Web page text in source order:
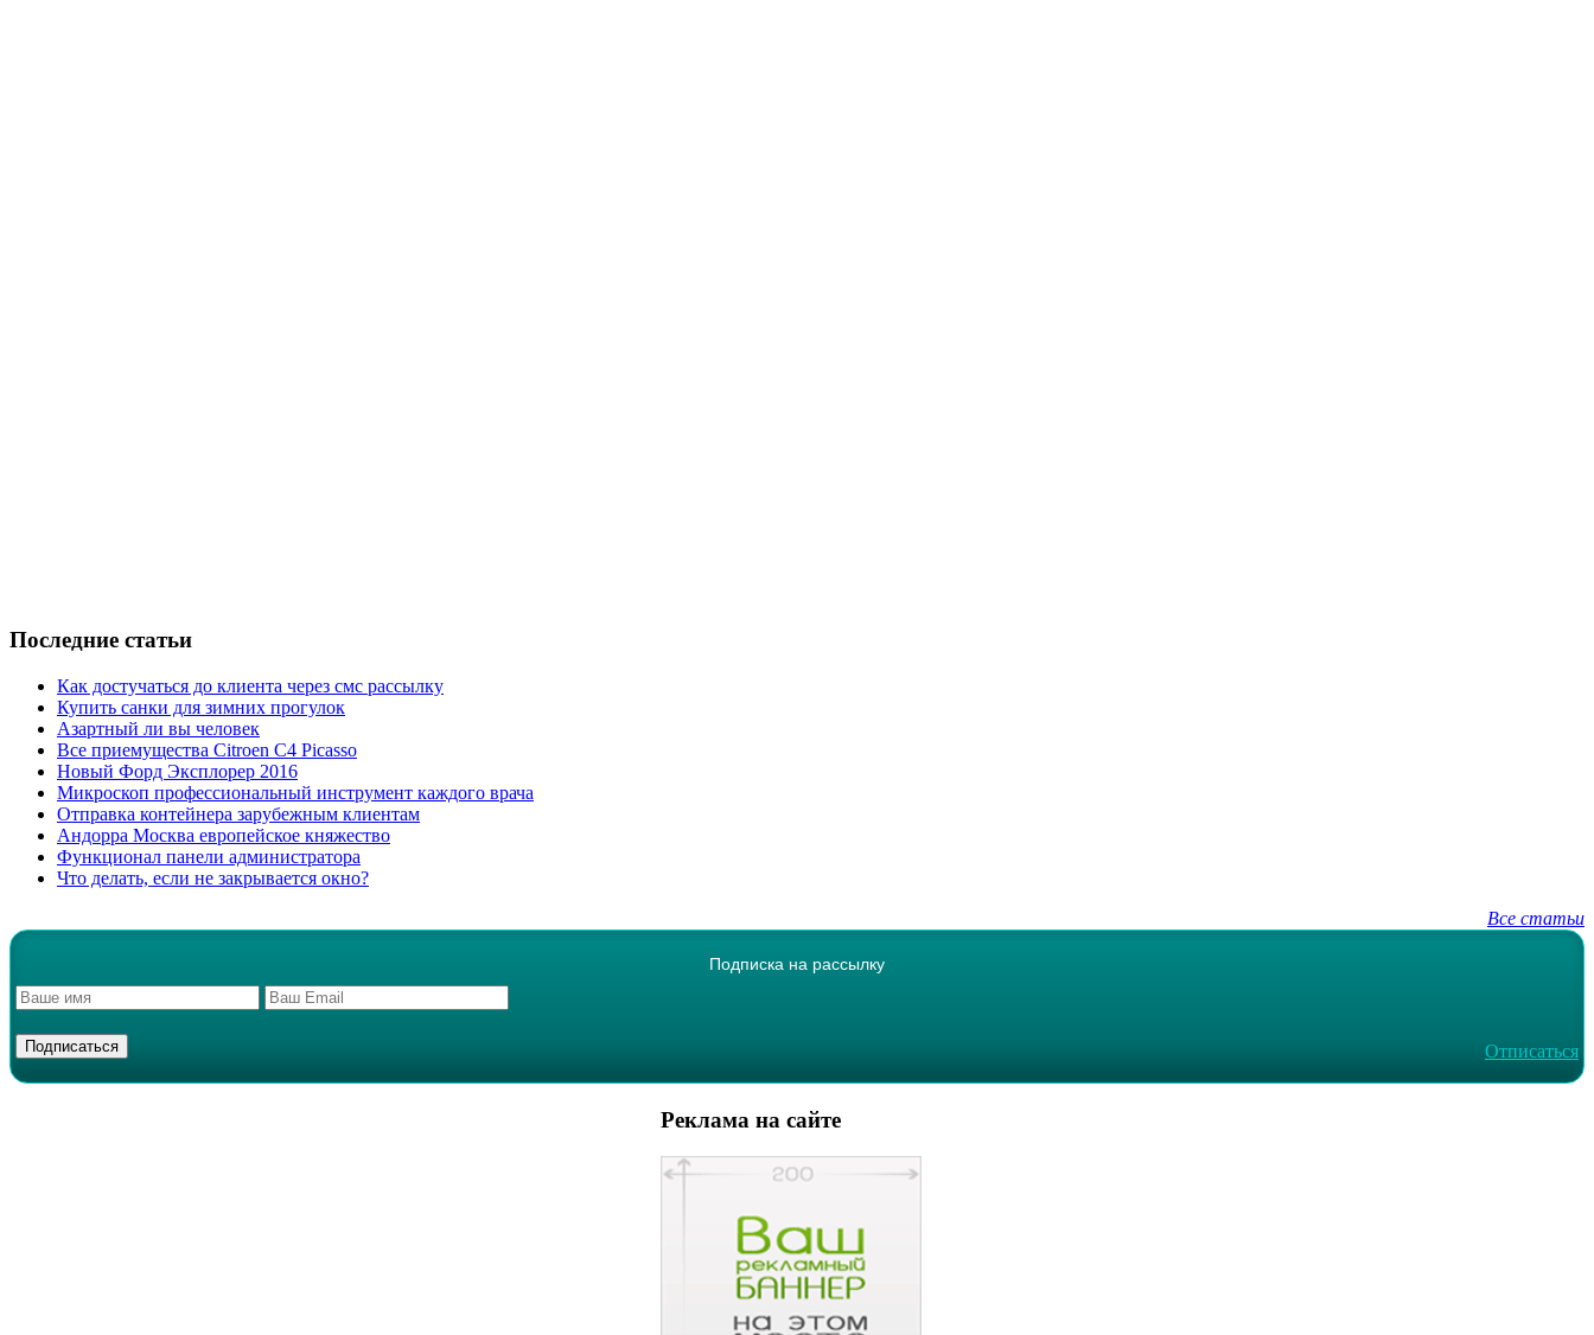
Последние статьи
Как достучаться до клиента через смс рассылку
Купить санки для зимних прогулок
Азартный ли вы человек
Все приемущества Сitroen C4 Picasso
Новый Форд Эксплорер 2016
Микроскоп профессиональный инструмент каждого врача
Отправка контейнера зарубежным клиентам
Андорра Москва европейское княжество
Функционал панели администратора
Что делать, если не закрывается окно?
Все статьи
Подписка на рассылку
Отписаться
Реклама на сайте